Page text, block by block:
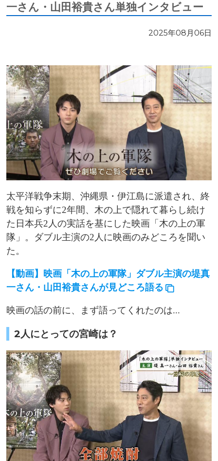
一さん・山田裕貴さん単独インタビュー
2025年08月06日
太平洋戦争末期、沖縄県・伊江島に派遣され、終
戦を知らずに2年間、木の上で隠れて暮らし続け
た日本兵2人の実話を基にした映画「木の上の軍
隊」。ダブル主演の2人に映画のみどころを聞い
た。
【動画】映画「木の上の軍隊」ダブル主演の堤真
一さん・山田裕貴さんが見どころ語る
映画の話の前に、まず語ってくれたのは...
2人にとっての宮崎は？